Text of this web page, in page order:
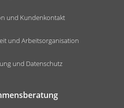
und Kundenkontakt
und Arbeitsorganisation
und Datenschutz